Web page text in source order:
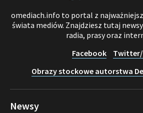
omediach.info to portal z
świata mediów. Znajdziesz tutaj
radia, prasy oraz
Facebook
Obrazy stockowe autorstwa
Newsy